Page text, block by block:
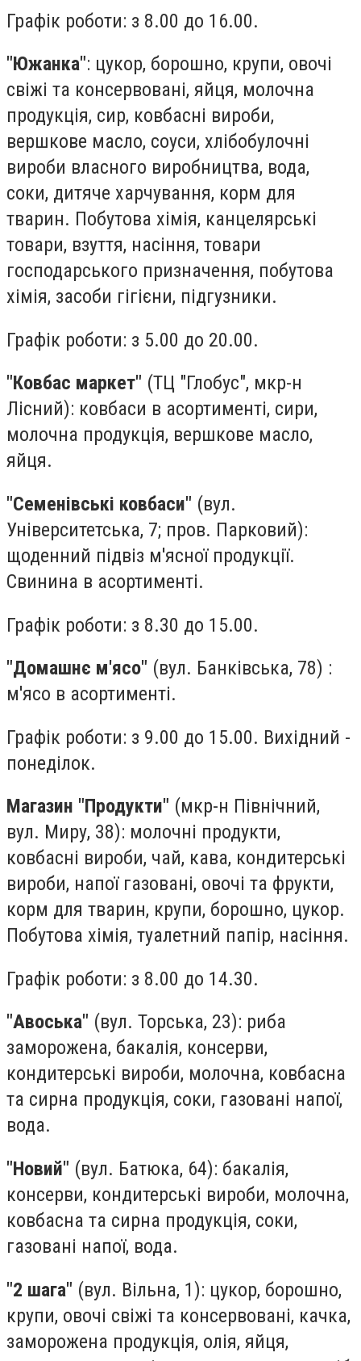
Графік роботи: з 8.00 до 16.00.
"Южанка": цукор, борошно, крупи, овочі
свіжі та консервовані, яйця, молочна
продукція, сир, ковбасні вироби,
вершкове масло, соуси, хлібобулочні
вироби власного виробництва, вода,
соки, дитяче харчування, корм для
тварин. Побутова хімія, канцелярські
товари, взуття, насіння, товари
господарського призначення, побутова
хімія, засоби гігієни, підгузники.
Графік роботи: з 5.00 до 20.00.
"Ковбас маркет" (ТЦ "Глобус", мкр-н
Лісний): ковбаси в асортименті, сири,
молочна продукція, вершкове масло,
яйця.
"Семенівські ковбаси" (вул.
Університетська, 7; пров. Парковий):
щоденний підвіз м'ясної продукції.
Свинина в асортименті.
Графік роботи: з 8.30 до 15.00.
"Домашнє м'ясо" (вул. Банківська, 78) :
м'ясо в асортименті.
Графік роботи: з 9.00 до 15.00. Вихідний -
понеділок.
Магазин "Продукти" (мкр-н Північний,
вул. Миру, 38): молочні продукти,
ковбасні вироби, чай, кава, кондитерські
вироби, напої газовані, овочі та фрукти,
корм для тварин, крупи, борошно, цукор.
Побутова хімія, туалетний папір, насіння.
Графік роботи: з 8.00 до 14.30.
"Авоська" (вул. Торська, 23): риба
заморожена, бакалія, консерви,
кондитерські вироби, молочна, ковбасна
та сирна продукція, соки, газовані напої,
вода.
"Новий" (вул. Батюка, 64): бакалія,
консерви, кондитерські вироби, молочна,
ковбасна та сирна продукція, соки,
газовані напої, вода.
"2 шага" (вул. Вільна, 1): цукор, борошно,
крупи, овочі свіжі та консервовані, качка,
заморожена продукція, олія, яйця,